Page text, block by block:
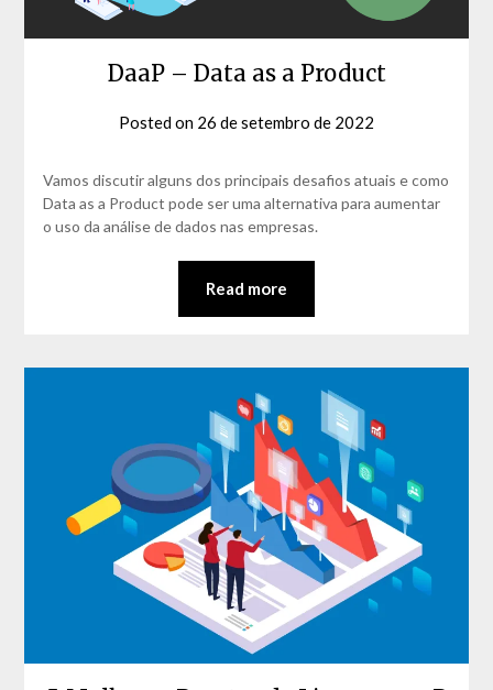
DaaP – Data as a Product
Posted on 26 de setembro de 2022
Matos
Vamos discutir alguns dos principais desafios atuais e como
Data as a Product pode ser uma alternativa para aumentar
o uso da análise de dados nas empresas.
Read more